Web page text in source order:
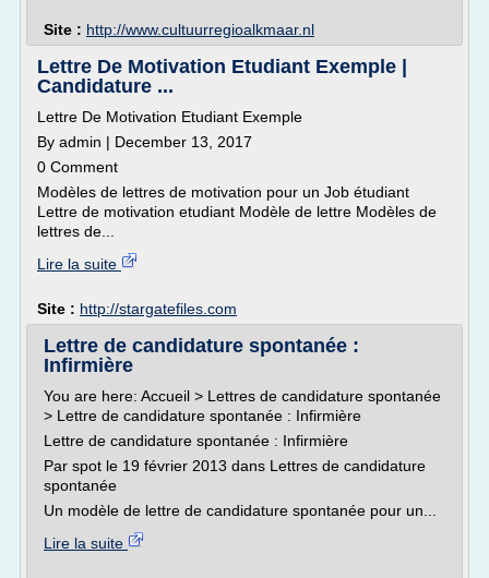
Site : http://www.cultuurregioalkmaar.nl
Lettre De Motivation Etudiant Exemple |
Candidature ...
Lettre De Motivation Etudiant Exemple
By admin | December 13, 2017
0 Comment
Modèles de lettres de motivation pour un Job étudiant
Lettre de motivation etudiant Modèle de lettre Modèles de
lettres de...
Lire la suite
Site : http://stargatefiles.com
Lettre de candidature spontanée :
Infirmière
You are here: Accueil > Lettres de candidature spontanée
> Lettre de candidature spontanée : Infirmière
Lettre de candidature spontanée : Infirmière
Par spot le 19 février 2013 dans Lettres de candidature
spontanée
Un modèle de lettre de candidature spontanée pour un...
Lire la suite